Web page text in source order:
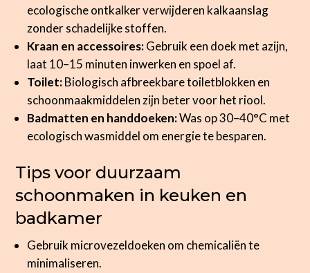
ecologische ontkalker verwijderen kalkaanslag
zonder schadelijke stoffen.
Kraan en accessoires:Gebruik een doek met azijn,
laat 10–15 minuten inwerken en spoel af.
Toilet:Biologisch afbreekbare toiletblokken en
schoonmaakmiddelen zijn beter voor het riool.
Badmatten en handdoeken:Was op 30–40°C met
ecologisch wasmiddel om energie te besparen.
Tips voor duurzaam
schoonmaken in keuken en
badkamer
Gebruik microvezeldoeken om chemicaliën te
minimaliseren.